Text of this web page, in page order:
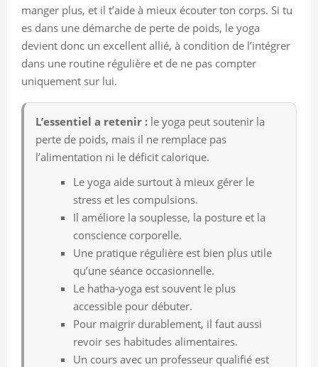
manger plus, et il t’aide à mieux écouter ton corps. Si tu
es dans une démarche de perte de poids, le yoga
devient donc un excellent allié, à condition de l’intégrer
dans une routine régulière et de ne pas compter
uniquement sur lui.
L’essentiel a retenir : le yoga peut soutenir la
perte de poids, mais il ne remplace pas
l’alimentation ni le déficit calorique.
Le yoga aide surtout à mieux gérer le
stress et les compulsions.
Il améliore la souplesse, la posture et la
conscience corporelle.
Une pratique régulière est bien plus utile
qu’une séance occasionnelle.
Le hatha-yoga est souvent le plus
accessible pour débuter.
Pour maigrir durablement, il faut aussi
revoir ses habitudes alimentaires.
Un cours avec un professeur qualifié est